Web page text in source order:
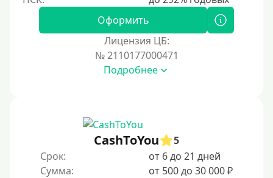
Оформить
Лицензия ЦБ:
№ 2110177000471
Подробнее
CashToYou
5
Срок:
от 6 до 21 дней
Сумма:
от 500 до 30 000 ₽